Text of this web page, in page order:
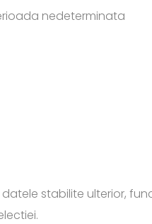
nedeterminata
stabilite ulterior,